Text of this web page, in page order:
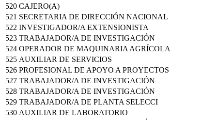
520 CAJERO(A)
521 SECRETARIA DE DIRECCIÓN NACIONAL
522 INVESTIGADOR/A EXTENSIONISTA
523 TRABAJADOR/A DE INVESTIGACIÓN
524 OPERADOR DE MAQUINARIA AGRÍCOLA
525 AUXILIAR DE SERVICIOS
526 PROFESIONAL DE APOYO A PROYECTOS
527 TRABAJADOR/A DE INVESTIGACIÓN
528 TRABAJADOR/A DE INVESTIGACIÓN
529 TRABAJADOR/A DE PLANTA SELECCI
530 AUXILIAR DE LABORATORIO